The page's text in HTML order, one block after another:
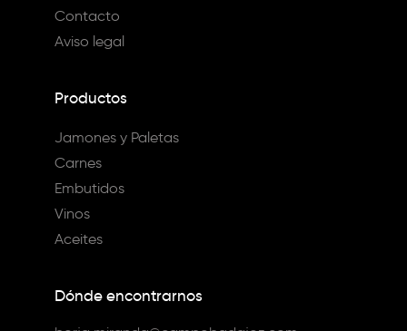
Contacto
Aviso legal
Productos
Jamones y Paletas
Carnes
Embutidos
Vinos
Aceites
Dónde encontrarnos